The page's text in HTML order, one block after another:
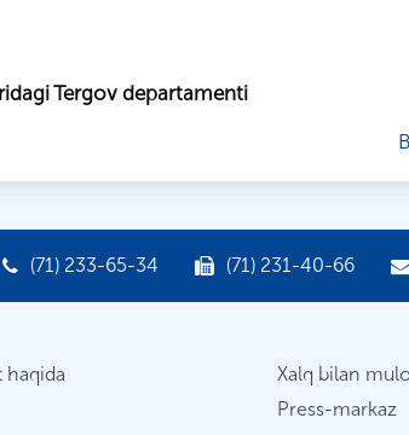
Tergov departamenti
(71) 233-65-34 (71) 231-40-66
haqida
Xalq bilan
Press-markaz